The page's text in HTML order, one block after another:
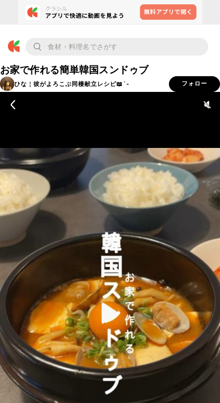
お家で作れる簡単韓国スンドゥブ
ひな￤彼がよろこぶ同棲献立レシピ📖´- フォロー